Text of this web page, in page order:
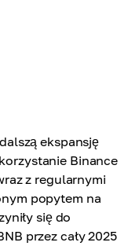
ekspansję
Binance
z regularnymi
popytem na
się do
przez cały 2025